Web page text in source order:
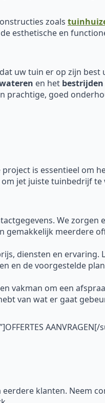
zoals
esthetische en
uw tuin er op zijn
en het
prachtige, goed
is essentieel om
jet juiste tuinbedrijf te
We zorgen
gemakkelijk meerdere
diensten en ervaring.
en de voorgestelde
vakman om een
van wat er gaat
klanten. Neem